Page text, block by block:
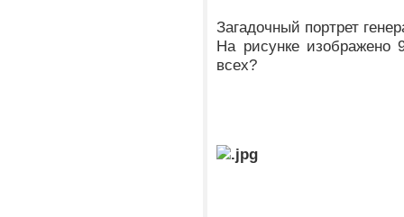
Загадочный портрет
На рисунке
всех?